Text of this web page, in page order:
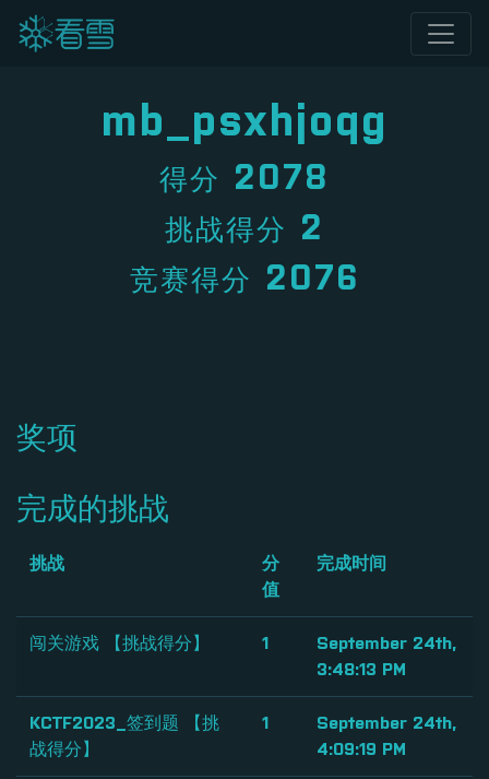
mb_psxhjoqg
得分 2078
挑战得分 2
竞赛得分 2076
奖项
完成的挑战
挑战
分
值
完成时间
闯关游戏 【挑战得分】 1
September 24th,
3:48:13 PM
KCTF2023_签到题 【挑
战得分】
1
September 24th,
4:09:19 PM